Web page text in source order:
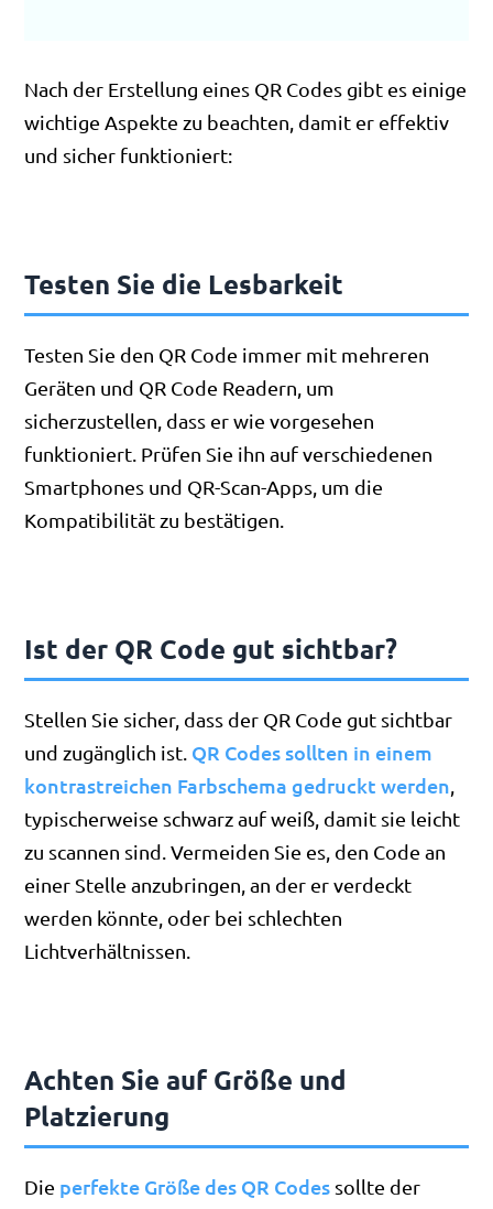
Nach der Erstellung eines QR Codes gibt es einige
wichtige Aspekte zu beachten, damit er effektiv
und sicher funktioniert:
Testen Sie die Lesbarkeit
Testen Sie den QR Code immer mit mehreren
Geräten und QR Code Readern, um
sicherzustellen, dass er wie vorgesehen
funktioniert. Prüfen Sie ihn auf verschiedenen
Smartphones und QR-Scan-Apps, um die
Kompatibilität zu bestätigen.
Ist der QR Code gut sichtbar?
Stellen Sie sicher, dass der QR Code gut sichtbar
und zugänglich ist. QR Codes sollten in einem
kontrastreichen Farbschema gedruckt werden
typischerweise schwarz auf weiß, damit sie leicht
zu scannen sind. Vermeiden Sie es, den Code an
einer Stelle anzubringen, an der er verdeckt
werden könnte, oder bei schlechten
Lichtverhältnissen.
Achten Sie auf Größe und
Platzierung
Die perfekte Größe des QR Codes sollte der